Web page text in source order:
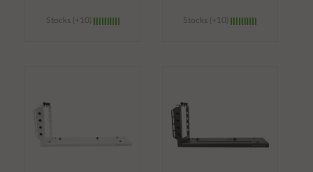
Stocks (+10) Stocks (+10)